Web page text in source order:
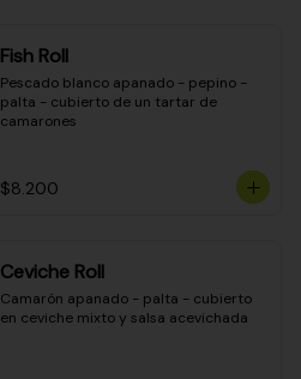
Fish Roll
Pescado blanco apanado - pepino -
palta - cubierto de un tartar de
camarones
$8.200
Ceviche Roll
Camarón apanado - palta - cubierto
en ceviche mixto y salsa acevichada